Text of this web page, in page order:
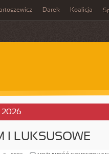
Darek Koalicja
2026
I LUKSUSOWE